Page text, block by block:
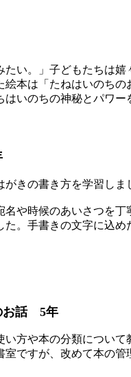
たい。」子どもたちは
本は「たねはいのち
いのちの神秘とパワ
きの書き方を学習しま
や時候のあいさつを
。手書きの文字に込
お話 5年
方や本の分類について
ですが、改めて本の